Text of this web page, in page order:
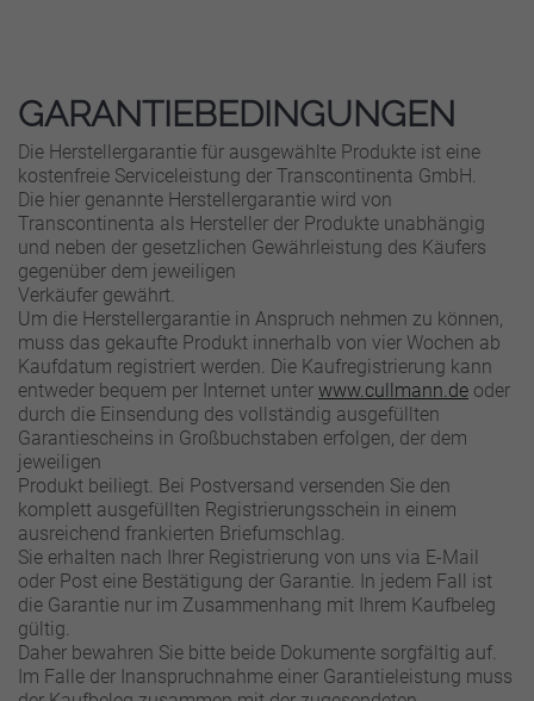
GARANTIEBEDINGUNGEN
Die Herstellergarantie für ausgewählte Produkte ist eine
kostenfreie Serviceleistung der Transcontinenta GmbH.
Die hier genannte Herstellergarantie wird von
Transcontinenta als Hersteller der Produkte unabhängig
und neben der gesetzlichen Gewährleistung des Käufers
gegenüber dem jeweiligen
Verkäufer gewährt.
Um die Herstellergarantie in Anspruch nehmen zu können,
muss das gekaufte Produkt innerhalb von vier Wochen ab
Kaufdatum registriert werden. Die Kaufregistrierung kann
entweder bequem per Internet unter www.cullmann.de oder
durch die Einsendung des vollständig ausgefüllten
Garantiescheins in Großbuchstaben erfolgen, der dem
jeweiligen
Produkt beiliegt. Bei Postversand versenden Sie den
komplett ausgefüllten Registrierungsschein in einem
ausreichend frankierten Briefumschlag.
Sie erhalten nach Ihrer Registrierung von uns via E-Mail
oder Post eine Bestätigung der Garantie. In jedem Fall ist
die Garantie nur im Zusammenhang mit Ihrem Kaufbeleg
gültig.
Daher bewahren Sie bitte beide Dokumente sorgfältig auf.
Im Falle der Inanspruchnahme einer Garantieleistung muss